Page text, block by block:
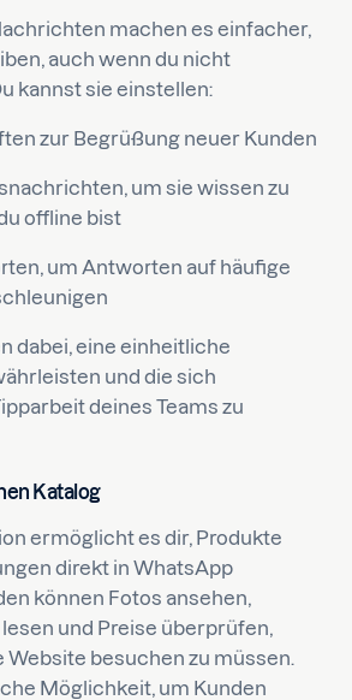
machen es einfacher,
auch wenn du nicht
kannst sie einstellen:
zur Begrüßung neuer Kunden
um sie wissen zu
offline bist
um Antworten auf häufige
dabei, eine einheitliche
und die sich
deines Teams zu
Katalog
ermöglicht es dir, Produkte
direkt in WhatsApp
können Fotos ansehen,
und Preise überprüfen,
Website besuchen zu müssen.
Möglichkeit, um Kunden